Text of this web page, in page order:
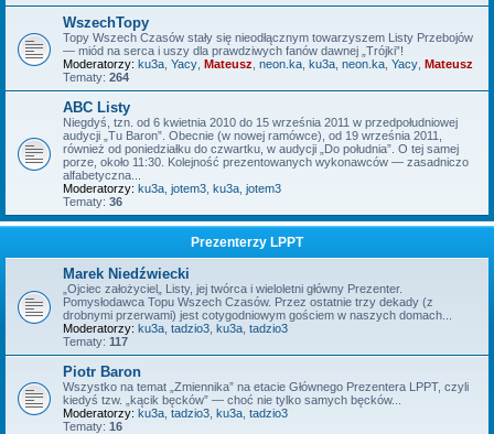
WszechTopy
Topy Wszech Czasów stały się nieodłącznym towarzyszem Listy Przebojów
— miód na serca i uszy dla prawdziwych fanów dawnej „Trójki”!
Moderatorzy: ku3a Yacy Mateusz neon.ka ku3a neon.ka Yacy Mateusz
Tematy: 264
ABC Listy
Niegdyś, tzn. od 6 kwietnia 2010 do 15 września 2011 w przedpołudniowej
audycji „Tu Baron”. Obecnie (w nowej ramówce), od 19 września 2011,
również od poniedziałku do czwartku, w audycji „Do południa”. O tej samej
porze, około 11:30. Kolejność prezentowanych wykonawców — zasadniczo
alfabetyczna...
Moderatorzy: ku3a jotem3 ku3a jotem3
Tematy: 36
Prezenterzy LPPT
Marek Niedźwiecki
„Ojciec założyciel„ Listy, jej twórca i wieloletni główny Prezenter.
Pomysłodawca Topu Wszech Czasów. Przez ostatnie trzy dekady (z
drobnymi przerwami) jest cotygodniowym gościem w naszych domach...
Moderatorzy: ku3a tadzio3 ku3a tadzio3
Tematy: 117
Piotr Baron
Wszystko na temat „Zmiennika” na etacie Głównego Prezentera LPPT, czyli
kiedyś tzw. „kącik bęcków” — choć nie tylko samych bęcków...
Moderatorzy: ku3a tadzio3 ku3a tadzio3
Tematy: 16